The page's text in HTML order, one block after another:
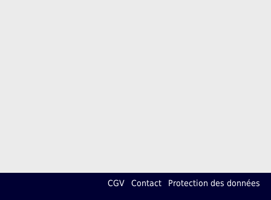
CGV Contact Protection des données